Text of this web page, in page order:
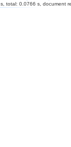
total: 0.0766 s, document